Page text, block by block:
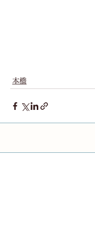
（
本橋